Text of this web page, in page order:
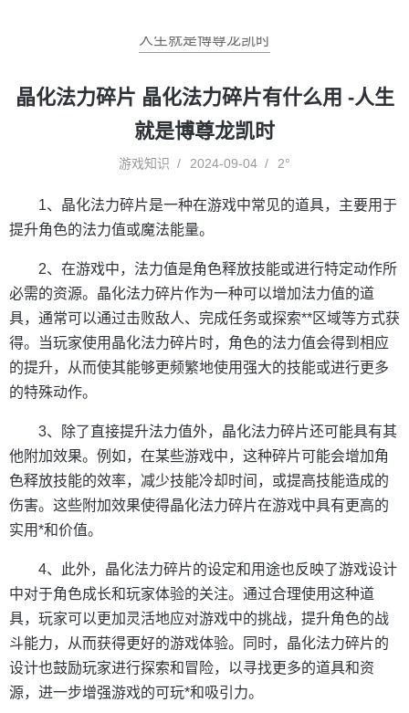
人生就是博尊龙凯时
晶化法力碎片 晶化法力碎片有什么用 -人生
就是博尊龙凯时
游戏知识 2024-09-04 2°
1、晶化法力碎片是一种在游戏中常见的道具，主要用于
提升角色的法力值或魔法能量。
2、在游戏中，法力值是角色释放技能或进行特定动作所
必需的资源。晶化法力碎片作为一种可以增加法力值的道
具，通常可以通过击败敌人、完成任务或探索**区域等方式获
得。当玩家使用晶化法力碎片时，角色的法力值会得到相应
的提升，从而使其能够更频繁地使用强大的技能或进行更多
的特殊动作。
3、除了直接提升法力值外，晶化法力碎片还可能具有其
他附加效果。例如，在某些游戏中，这种碎片可能会增加角
色释放技能的效率，减少技能冷却时间，或提高技能造成的
伤害。这些附加效果使得晶化法力碎片在游戏中具有更高的
实用*和价值。
4、此外，晶化法力碎片的设定和用途也反映了游戏设计
中对于角色成长和玩家体验的关注。通过合理使用这种道
具，玩家可以更加灵活地应对游戏中的挑战，提升角色的战
斗能力，从而获得更好的游戏体验。同时，晶化法力碎片的
设计也鼓励玩家进行探索和冒险，以寻找更多的道具和资
源，进一步增强游戏的可玩*和吸引力。